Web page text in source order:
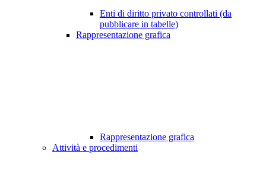
Enti di diritto privato controllati (da
pubblicare in tabelle)
Rappresentazione grafica
Rappresentazione grafica
Attività e procedimenti